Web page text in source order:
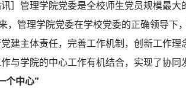
管理学院党委是全校师生党员规模最大
，管理学院党委在学校党委的正确领导
建主体责任，完善工作机制，创新工作
与学院的中心工作有机结合，实现了协同
中心”